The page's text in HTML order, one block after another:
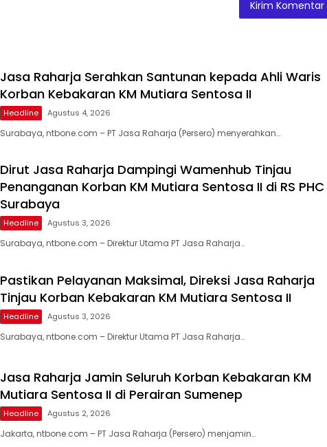
Jasa Raharja Serahkan Santunan kepada Ahli Waris
Korban Kebakaran KM Mutiara Sentosa II
Headline Agustus 4, 2026
Surabaya, ntbone.com – PT Jasa Raharja (Persero) menyerahkan…
Dirut Jasa Raharja Dampingi Wamenhub Tinjau
Penanganan Korban KM Mutiara Sentosa II di RS PHC
Surabaya
Headline Agustus 3, 2026
Surabaya, ntbone.com – Direktur Utama PT Jasa Raharja…
Pastikan Pelayanan Maksimal, Direksi Jasa Raharja
Tinjau Korban Kebakaran KM Mutiara Sentosa II
Headline Agustus 3, 2026
Surabaya, ntbone.com – Direktur Utama PT Jasa Raharja…
Jasa Raharja Jamin Seluruh Korban Kebakaran KM
Mutiara Sentosa II di Perairan Sumenep
Headline Agustus 2, 2026
Jakarta, ntbone.com – PT Jasa Raharja (Persero) menjamin…